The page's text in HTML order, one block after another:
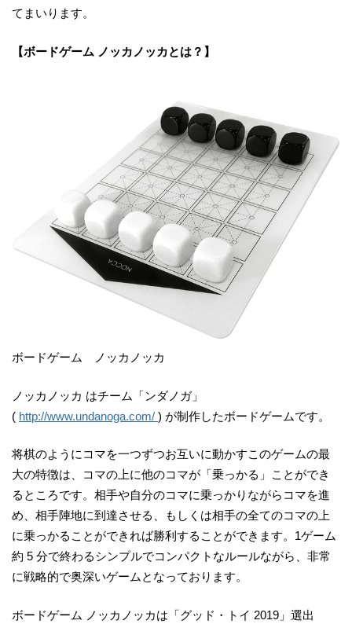
てまいります。
【ボードゲーム ノッカノッカとは？】
ボードゲーム ノッカノッカ
ノッカノッカ はチーム「ンダノガ」
( http://www.undanoga.com/ ) が制作したボードゲームです。
将棋のようにコマを一つずつお互いに動かすこのゲームの最
大の特徴は、コマの上に他のコマが「乗っかる」ことができ
るところです。相手や自分のコマに乗っかりながらコマを進
め、相手陣地に到達させる、もしくは相手の全てのコマの上
に乗っかることができれば勝利することができます。1ゲーム
約 5 分で終わるシンプルでコンパクトなルールながら、非常
に戦略的で奥深いゲームとなっております。
ボードゲーム ノッカノッカは「グッド・トイ 2019」選出